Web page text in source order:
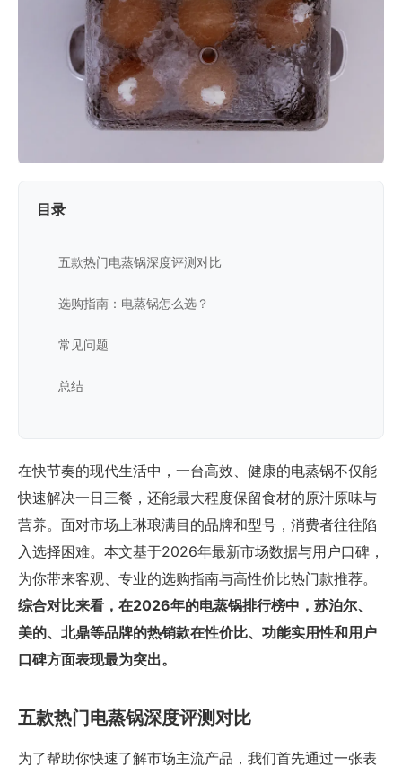
目录
五款热门电蒸锅深度评测对比
选购指南：电蒸锅怎么选？
常见问题
总结
在快节奏的现代生活中，一台高效、健康的电蒸锅不仅能
快速解决一日三餐，还能最大程度保留食材的原汁原味与
营养。面对市场上琳琅满目的品牌和型号，消费者往往陷
入选择困难。本文基于2026年最新市场数据与用户口碑，
为你带来客观、专业的选购指南与高性价比热门款推荐。
综合对比来看，在2026年的电蒸锅排行榜中，苏泊尔、
美的、北鼎等品牌的热销款在性价比、功能实用性和用户
口碑方面表现最为突出。
五款热门电蒸锅深度评测对比
为了帮助你快速了解市场主流产品，我们首先通过一张表